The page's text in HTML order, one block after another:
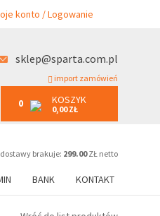
konto / Logowanie
sklep@sparta.com.pl
import zamówień
0 KOSZYK
0,00 ZŁ
brakuje: 299.00ZŁ netto
BANK KONTAKT
0 KOSZYK
0,00 ZŁ